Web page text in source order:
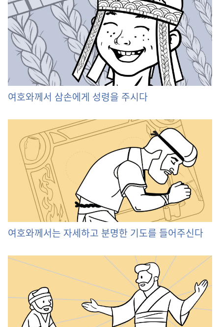
여호와께서 삼손에게 성령을 주시다
여호와께서는 자세하고 분명한 기도를 들어주신다